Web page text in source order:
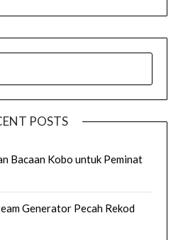
POSTS
Bacaan Kobo untuk Peminat
Generator Pecah Rekod